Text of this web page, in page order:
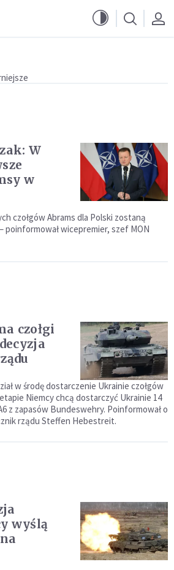
W
w
czołgów Abrams dla Polski zostaną
wicepremier, szef MON
czołgi
w środę dostarczenie Ukrainie czołgów
Niemcy chcą dostarczyć Ukrainie 14
z zapasów Bundeswehry. Poinformował o
rządu Steffen Hebestreit.
wyślą